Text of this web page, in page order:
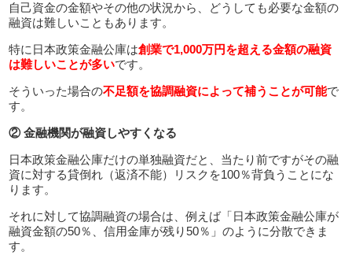
自己資金の金額やその他の状況から、どうしても必要な金額の
融資は難しいこともあります。
特に日本政策金融公庫は創業で1,000万円を超える金額の融資
は難しいことが多いです。
そういった場合の不足額を協調融資によって補うことが可能で
す。
② 金融機関が融資しやすくなる
日本政策金融公庫だけの単独融資だと、当たり前ですがその融
資に対する貸倒れ（返済不能）リスクを100％背負うことにな
ります。
それに対して協調融資の場合は、例えば「日本政策金融公庫が
融資金額の50％、信用金庫が残り50％」のように分散できま
す。